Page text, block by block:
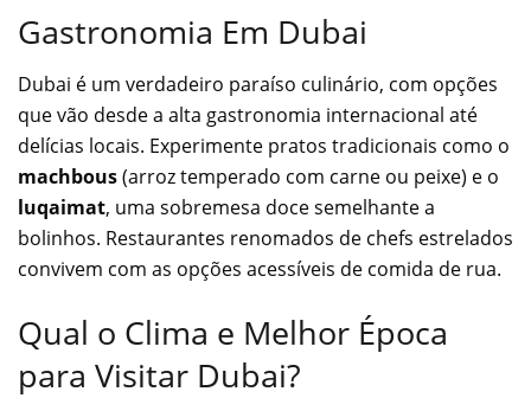
Gastronomia Em Dubai
Dubai é um verdadeiro paraíso culinário, com opções
que vão desde a alta gastronomia internacional até
delícias locais. Experimente pratos tradicionais como o
machbous(arroz temperado com carne ou peixe) e o
luqaimat, uma sobremesa doce semelhante a
bolinhos. Restaurantes renomados de chefs estrelados
convivem com as opções acessíveis de comida de rua.
Qual o Clima e Melhor Época
para Visitar Dubai?